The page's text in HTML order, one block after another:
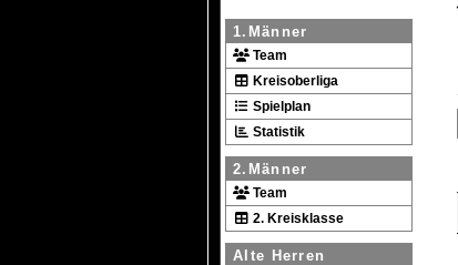
1.Männer
Team
Kreisoberliga
Spielplan
Statistik
2.Männer
Team
2. Kreisklasse
Alte Herren